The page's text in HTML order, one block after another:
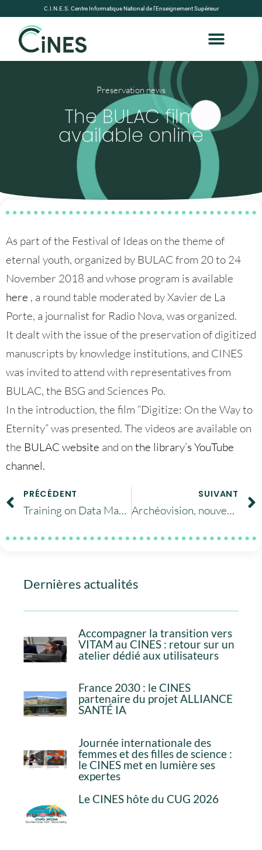
C.I.N.E.S. Centre Informatique National de l’Enseignement Supérieur
Preservation news
The BULAC film
available online
As part of the Festival of Ideas on the theme of
eternal youth, organized by BULAC from 20 to 24
November 2018 and whose program is available
here , a round table moderated by Xavier de La
Porte, a journalist for Radio Nova, was organized.
It dealt with the issue of the preservation of digitized
manuscripts by knowledge institutions, and CINES
was invited to attend with representatives from
BULAC, the BSG and Sciences Po.
In the introduction, the film “Digitize: On the Way to
Eternity” was presented. The videos are available on
the BULAC website and on the library’s YouTube
channel.
PRÉCÉDENT
Training on Data Management Plans (DMP)
SUIVANT
Archéovision, nouveau service versant sur la plateforme d’archivage du CINES
Dernières actualités
Accompagner la transition vers
VITAM au CINES : retour sur un
atelier dédié aux utilisateurs
France 2030 : le CINES
partenaire du projet ALLIANCE
SANTÉ IA
Journée internationale des
femmes et des filles de science :
le CINES met en lumière ses
expertes
Le CINES hôte du CUG 2026